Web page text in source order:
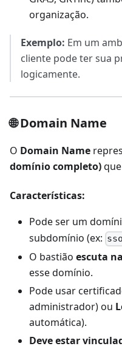
organização.
Exemplo: Em um
cliente pode ter sua
logicamente.
🌐 Domain Name
O Domain Name
domínio completo)
Características:
Pode ser um
subdomínio (ex:
O bastião escuta
esse domínio.
Pode usar
administrador) ou
automática).
Deve estar